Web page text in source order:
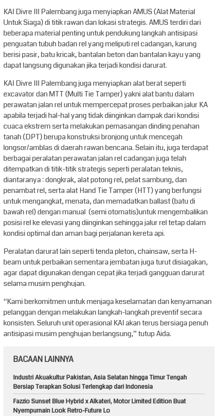
KAI Divre III Palembang juga menyiapkan AMUS (Alat Material
Untuk Siaga) di titik rawan dan lokasi strategis. AMUS terdiri dari
beberapa material penting untuk pendukung langkah antisipasi
penguatan tubuh badan rel yang meliputi rel cadangan, karung
berisi pasir, batu kricak, bantalan beton dan bantalan kayu yang
dapat langsung digunakan jika terjadi kondisi darurat.
KAI Divre III Palembang juga menyiapkan alat berat seperti
excavator dan MTT (Multi Tie Tamper) yakni alat bantu dalam
perawatan jalan rel untuk mempercepat proses perbaikan jalur KA
apabila terjadi hal-hal yang tidak diinginkan dampak dari kondisi
cuaca ekstrem serta melakukan pemasangan dinding penahan
tanah (DPT) berupa konstruksi bronjong untuk mencegah
longsor/amblas di daerah rawan bencana. Selain itu, juga terdapat
berbagai peralatan perawatan jalan rel cadangan juga telah
ditempatkan di titik-titik strategis seperti peralatan teknis,
diantaranya : dongkrak, alat potong rel, pelat sambung, dan
penambat rel, serta alat Hand Tie Tamper (HTT) yang berfungsi
untuk mengangkat, menata, dan memadatkan ballast (batu di
bawah rel) dengan manual (semi otomatis)untuk mengembalikan
posisi rel ke elevasi yang diinginkan sehingga jalur rel tetap dalam
kondisi optimal dan aman bagi perjalanan kereta api.
Peralatan darurat lain seperti tenda pleton, chainsaw, serta H-
beam untuk perbaikan sementara jembatan juga turut disiagakan,
agar dapat digunakan dengan cepat jika terjadi gangguan darurat
selama musim penghujan.
“Kami berkomitmen untuk menjaga keselamatan dan kenyamanan
pelanggan dengan melakukan langkah-langkah preventif secara
konsisten. Seluruh unit operasional KAI akan terus bersiaga penuh
antisipasi musim penghujan berlangsung,” tutup Aida.
BACAAN LAINNYA
Industri Akuakultur Pakistan, Asia Selatan hingga Timur Tengah
Bersiap Terapkan Solusi Terlengkap dari Indonesia
Fazzio Sunset Blue Hybrid x Alkateri, Motor Limited Edition Buat
Nyempurnain Look Retro-Future Lo